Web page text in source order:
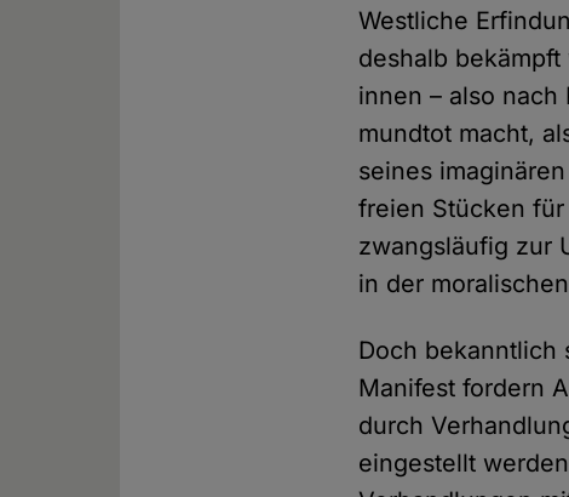
Westliche
deshalb
innen – also nach
mundtot macht,
seines
freien Stücken
zwangsläufig zur
in der
Doch bekanntlich
Manifest fordern
durch
eingestellt